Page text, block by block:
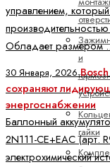
и
гайки
управлением,
Обладает размером
30 Января, 2026
сохраняют
энергоснабжении
Баллонный
2N111-CE+EAC (арт.
электрохимический